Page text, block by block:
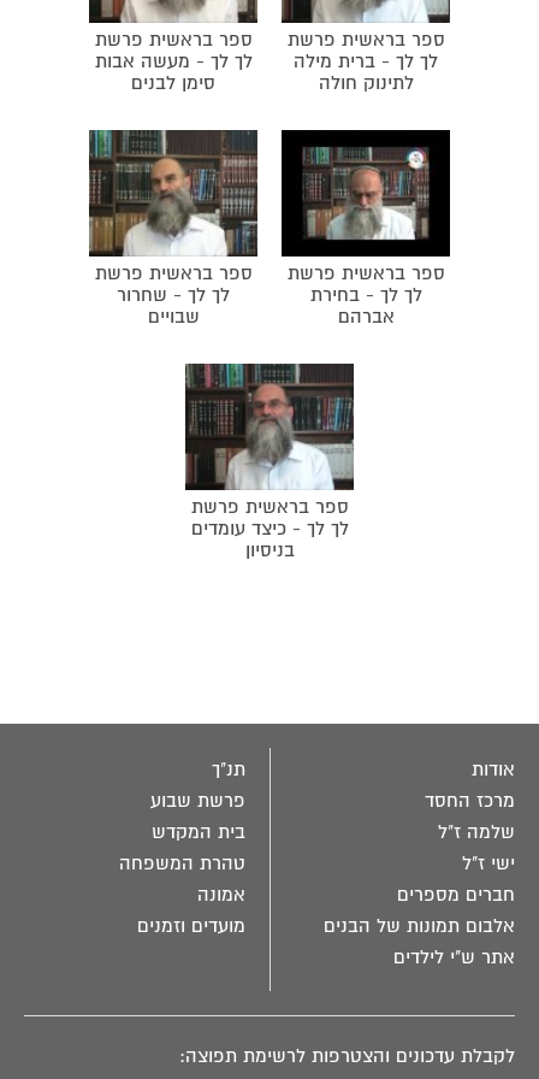
ספר בראשית פרשת
לך לך - ברית מילה
לתינוק חולה
ספר בראשית פרשת
לך לך - מעשה אבות
סימן לבנים
ספר בראשית פרשת
לך לך - בחירת
אברהם
ספר בראשית פרשת
לך לך - שחרור
שבויים
ספר בראשית פרשת
לך לך - כיצד עומדים
בניסיון
אודות
מרכז החסד
שלמה ז"ל
ישי ז"ל
חברים מספרים
אלבום תמונות של הבנים
אתר ש"י לילדים
תנ"ך
פרשת שבוע
בית המקדש
טהרת המשפחה
אמונה
מועדים וזמנים
לקבלת עדכונים והצטרפות לרשימת תפוצה: